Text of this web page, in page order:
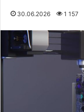
30.06.2026 1 157